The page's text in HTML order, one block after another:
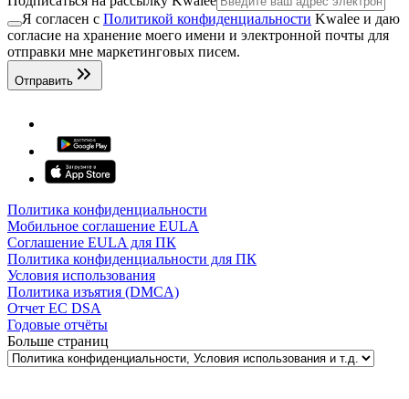
Я согласен с Политикой конфиденциальности Kwalee и даю
согласие на хранение моего имени и электронной почты для
отправки мне маркетинговых писем.
Отправить
Политика конфиденциальности
Мобильное соглашение EULA
Соглашение EULA для ПК
Политика конфиденциальности для ПК
Условия использования
Политика изъятия (DMCA)
Отчет ЕС DSA
Годовые отчёты
Больше страниц